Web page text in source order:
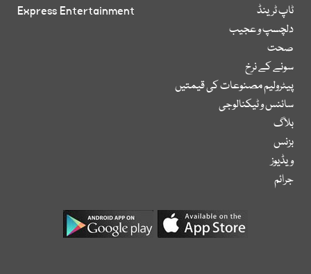
ٹاپ ٹرینڈ
دلچسپ و عجیب
صحت
سونے کے نرخ
پیٹرولیم مصنوعات کی قیمتیں
سائنس و ٹیکنالوجی
بلاگ
بزنس
ویڈیوز
جرائم
Express Entertainment